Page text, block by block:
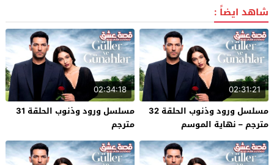
شاهد ايضاً :
02:31:21
مسلسل ورود وذنوب الحلقة 32
مترجم – نهاية الموسم
02:34:18
مسلسل ورود وذنوب الحلقة 31
مترجم